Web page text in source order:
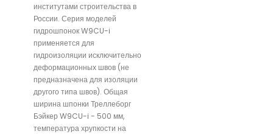
институтами строительства в
России. Серия моделей
гидрошпонок W9CU-i
применяется для
гидроизоляции исключительно
деформационных швов (не
предназначена для изоляции
другого типа швов). Общая
ширина шпонки Треллеборг
Бэйкер W9CU-i - 500 мм,
температура хрупкости на